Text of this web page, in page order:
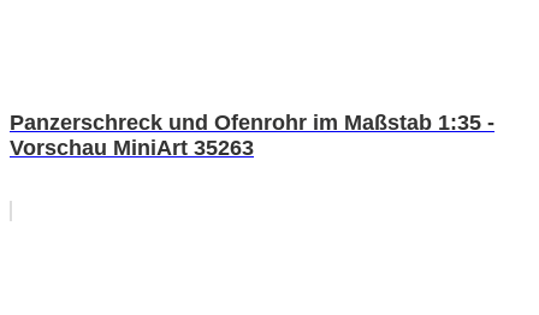
Panzerschreck und Ofenrohr im Maßstab 1:35 -
Vorschau MiniArt 35263